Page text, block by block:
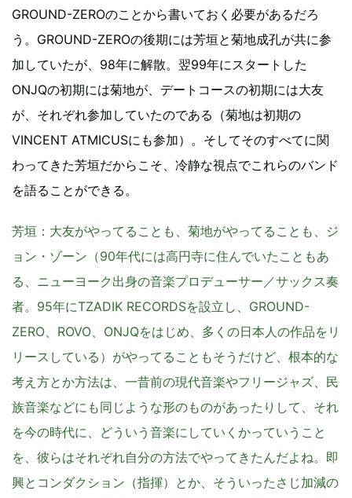
GROUND-ZEROのことから書いておく必要があるだろ
う。GROUND-ZEROの後期には芳垣と菊地成孔が共に参
加していたが、98年に解散。翌99年にスタートした
ONJQの初期には菊地が、デートコースの初期には大友
が、それぞれ参加していたのである（菊地は初期の
VINCENT ATMICUSにも参加）。そしてそのすべてに関
わってきた芳垣だからこそ、冷静な視点でこれらのバンド
を語ることができる。
芳垣 ：大友がやってることも、菊地がやってることも、ジ
ョン・ゾーン（90年代には高円寺に住んでいたこともあ
る、ニューヨーク出身の音楽プロデューサー／サックス奏
者。95年にTZADIK RECORDSを設立し、GROUND-
ZERO、ROVO、ONJQをはじめ、多くの日本人の作品をリ
リースしている）がやってることもそうだけど、根本的な
考え方とか方法は、一昔前の現代音楽やフリージャズ、民
族音楽などにも同じような形のものがあったりして、それ
を今の時代に、どういう音楽にしていくかっていうこと
を、彼らはそれぞれ自分の方法でやってきたんだよね。即
興とコンダクション（指揮）とか、そういったさじ加減の